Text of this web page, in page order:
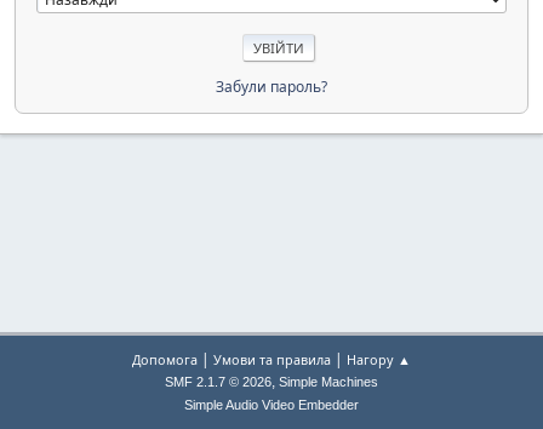
Забули пароль?
Допомога | Умови та правила | Нагору ▲
SMF 2.1.7 © 2026, Simple Machines
Simple Audio Video Embedder